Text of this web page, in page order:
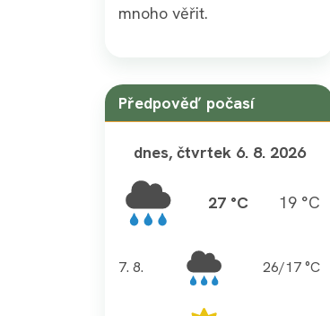
mnoho věřit.
Předpověď počasí
dnes, čtvrtek 6. 8. 2026
27 °C 19 °C
pátek
7. 8. 26/17 °C